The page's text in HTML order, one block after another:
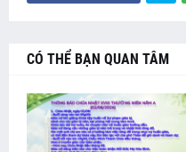
CÓ THỂ BẠN QUAN TÂM